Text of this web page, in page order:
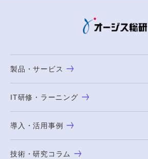
製品・サービス
IT研修・ラーニング
導入・活用事例
技術・研究コラム